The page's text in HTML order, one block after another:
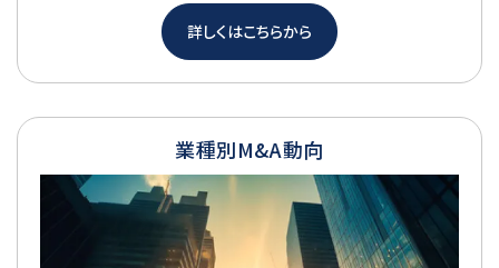
詳しくはこちらから
業種別M&A動向